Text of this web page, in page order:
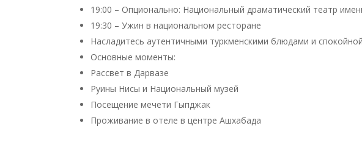
19:00 – Опционально: Национальный драматический театр
19:30 – Ужин в национальном ресторане
Насладитесь аутентичными туркменскими блюдами и
Основные моменты:
Рассвет в Дарвазе
Руины Нисы и Национальный музей
Посещение мечети Гыпджак
Проживание в отеле в центре Ашхабада